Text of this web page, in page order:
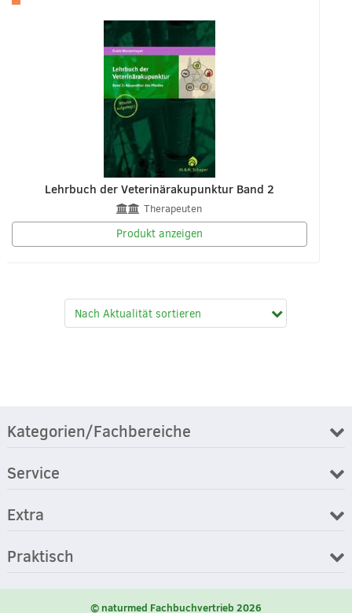
Lehrbuch der Veterinärakupunktur Band 2
Therapeuten
Produkt anzeigen
Kategorien/Fachbereiche
Service
Extra
Praktisch
© naturmed Fachbuchvertrieb 2026